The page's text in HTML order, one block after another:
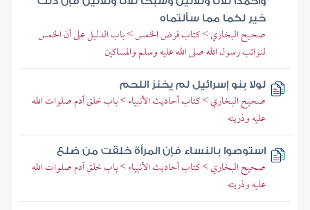
خير لكما مما سألتماه
صحيح البخاري > كتاب فرض الخمس > باب الدليل على أن الخمس
لنوائب رسول الله صلى الله عليه وسلم والمساكين
لولا بنو إسرائيل لم يخنز اللحم
صحيح البخاري > كتاب أحاديث الأنبياء > باب خلق آدم صلوات الله
عليه وذريته
استوصوا بالنساء فإن المرأة خلقت من ضلع
صحيح البخاري > كتاب أحاديث الأنبياء > باب خلق آدم صلوات الله
عليه وذريته